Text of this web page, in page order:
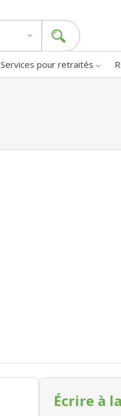
Services pour retraités
Écrire à